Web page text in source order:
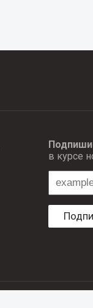
в курсе